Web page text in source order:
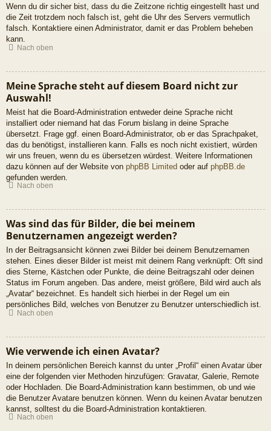
Wenn du dir sicher bist, dass du die Zeitzone richtig eingestellt hast und
die Zeit trotzdem noch falsch ist, geht die Uhr des Servers vermutlich
falsch. Kontaktiere einen Administrator, damit er das Problem beheben
kann.
Nach oben
Meine Sprache steht auf diesem Board nicht zur
Auswahl!
Meist hat die Board-Administration entweder deine Sprache nicht
installiert oder niemand hat das Forum bislang in deine Sprache
übersetzt. Frage ggf. einen Board-Administrator, ob er das Sprachpaket,
das du benötigst, installieren kann. Falls es noch nicht existiert, würden
wir uns freuen, wenn du es übersetzen würdest. Weitere Informationen
dazu können auf der Website von phpBB Limited oder auf phpBB.de
gefunden werden.
Nach oben
Was sind das für Bilder, die bei meinem
Benutzernamen angezeigt werden?
In der Beitragsansicht können zwei Bilder bei deinem Benutzernamen
stehen. Eines dieser Bilder ist meist mit deinem Rang verknüpft: Oft sind
dies Sterne, Kästchen oder Punkte, die deine Beitragszahl oder deinen
Status im Forum angeben. Das andere, meist größere, Bild wird auch als
„Avatar“ bezeichnet. Es handelt sich hierbei in der Regel um ein
persönliches Bild, welches von Benutzer zu Benutzer unterschiedlich ist.
Nach oben
Wie verwende ich einen Avatar?
In deinem persönlichen Bereich kannst du unter „Profil“ einen Avatar über
eine der folgenden vier Methoden hinzufügen: Gravatar, Galerie, Remote
oder Hochladen. Die Board-Administration kann bestimmen, ob und wie
die Benutzer Avatare benutzen können. Wenn du keinen Avatar benutzen
kannst, solltest du die Board-Administration kontaktieren.
Nach oben